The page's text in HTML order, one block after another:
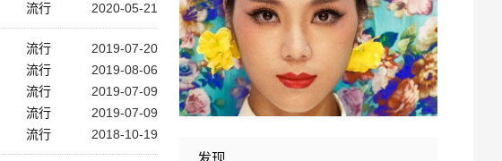
流行 2020-05-21
流行
2019-07-20
流行
2019-08-06
流行
2019-07-09
流行
2019-07-09
流行 2018-10-19